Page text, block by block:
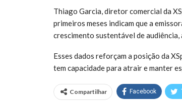
Thiago Garcia, diretor comercial da
primeiros meses indicam que a
crescimento sustentável de audiência,
Esses dados reforçam a posição da
tem capacidade para atrair e manter
Compartilhar Facebook